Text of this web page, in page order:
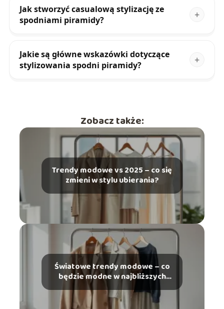
Jak stworzyć casualową stylizację ze
spodniami piramidy?
Jakie są główne wskazówki dotyczące
stylizowania spodni piramidy?
Zobacz także:
Trendy modowe vs 2025 – co się
zmieni w stylu ubierania?
Światowe trendy modowe – co
będzie modne w najbliższych
latach?